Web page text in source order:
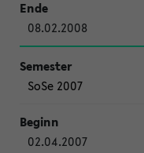
08.02.2008
SoSe 2007
02.04.2007